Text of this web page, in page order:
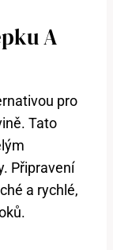
A
pro
Tato
Připravení
a rychlé,